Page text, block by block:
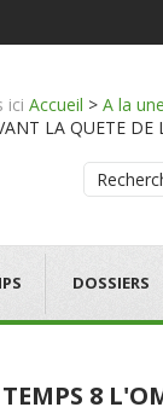
ici Accueil > A la une
LA QUETE
DOSSIERS
8